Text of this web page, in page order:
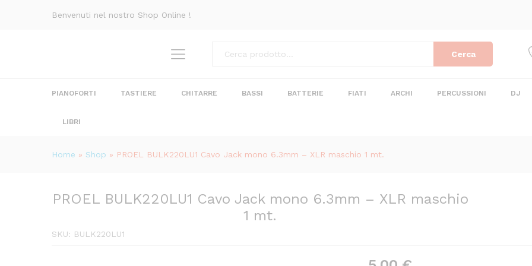
Benvenuti nel nostro Shop Online !
Categorie Cerca
PIANOFORTI TASTIERE CHITARRE BASSI BATTERIE FIATI ARCHI PERCUSSIONI DJ
LIBRI
Home » Shop » PROEL BULK220LU1 Cavo Jack mono 6.3mm – XLR maschio 1 mt.
PROEL BULK220LU1 Cavo Jack mono 6.3mm – XLR maschio
1 mt.
SKU: BULK220LU1
PROEL BULK220LU1 Cavo Jack mono 6.3mm - XLR maschio 1 mt.